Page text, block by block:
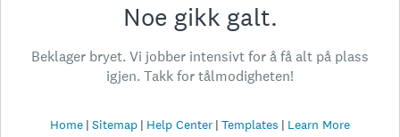
Noe gikk galt.
Beklager bryet. Vi jobber intensivt for å få alt på plass
igjen. Takk for tålmodigheten!
Home Sitemap Help Center Templates Learn More